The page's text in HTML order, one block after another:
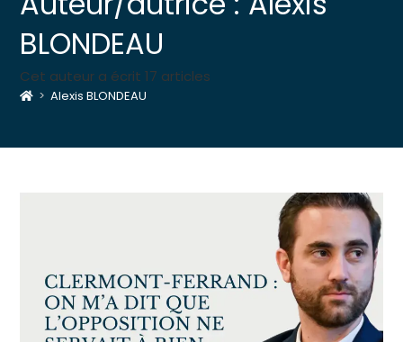
BLONDEAU
Cet auteur a écrit 17 articles
> Alexis BLONDEAU